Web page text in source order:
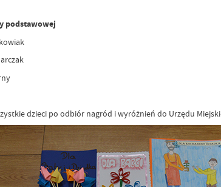
podstawowej
dzieci po odbiór nagród i wyróżnień do Urzędu